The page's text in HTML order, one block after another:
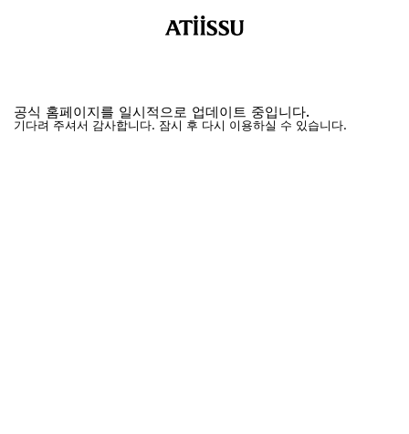
공식 홈페이지를 일시적으로 업데이트 중입니다.
기다려 주셔서 감사합니다. 잠시 후 다시 이용하실 수 있습니다.